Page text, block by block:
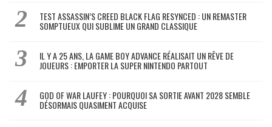
TEST ASSASSIN’S CREED BLACK FLAG RESYNCED : UN REMASTER
SOMPTUEUX QUI SUBLIME UN GRAND CLASSIQUE
IL Y A 25 ANS, LA GAME BOY ADVANCE RÉALISAIT UN RÊVE DE
JOUEURS : EMPORTER LA SUPER NINTENDO PARTOUT
GOD OF WAR LAUFEY : POURQUOI SA SORTIE AVANT 2028 SEMBLE
DÉSORMAIS QUASIMENT ACQUISE